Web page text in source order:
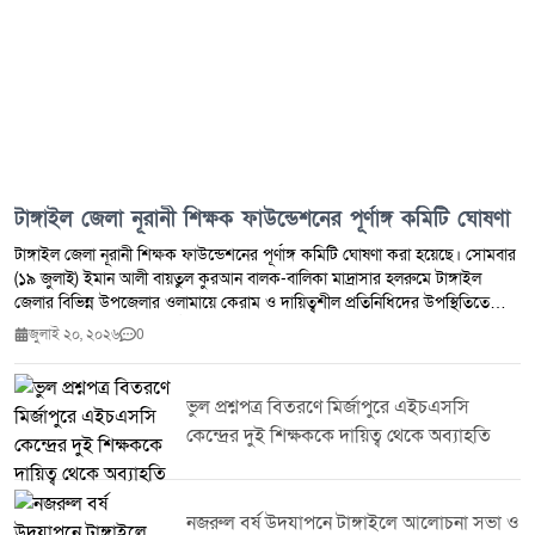
টাঙ্গাইল জেলা নূরানী শিক্ষক ফাউন্ডেশনের পূর্ণাঙ্গ কমিটি ঘোষণা
টাঙ্গাইল জেলা নূরানী শিক্ষক ফাউন্ডেশনের পূর্ণাঙ্গ কমিটি ঘোষণা করা হয়েছে। সোমবার
(১৯ জুলাই) ইমান আলী বায়তুল কুরআন বালক-বালিকা মাদ্রাসার হলরুমে টাঙ্গাইল
জেলার বিভিন্ন উপজেলার ওলামায়ে কেরাম ও দায়িত্বশীল প্রতিনিধিদের উপস্থিতিতে
ভোটের মাধ্যমে এ কমিটি গঠন করা হয়। ভোটগ্রহণ শেষে নবনির্বাচিতদের নাম ঘোষণা
করা হয়। এতে সভাপতি হিসেবে নির্বাচিত হন মুফতী শেখ মাহদী হাসান শিবলী।
সিনিয়র সভাপতি নির্বাচিত হন হাফেজ মাওলানা ফজলুল হক (টাঙ্গাইল সদর)। সহ-
সভাপতি হিসেবে নির্বাচিত হন নোমান আমোদ (গোপালপুর) ও হাফেজ মাওলানা শরিফুল
ইসলাম (সিরাজগঞ্জ)। সাধারণ সম্পাদক নির্বাচিত হন মাওলানা নুরুল ইসলাম। সহ-
সাধারণ সম্পাদক হিসেবে নির্বাচিত হন হাফেজ মাওলানা আল-আমিন (কালিহাতী), মুফতী
সাইফুল ইসলাম (নলিন) এবং হাফেজ মেহেদী হাসান মিরাজ (ভূঞাপুর)। সাংগঠনিক
সম্পাদক নির্বাচিত হন মুফতী রবিউল ইসলাম। সহ-সাংগঠনিক সম্পাদক হিসেবে দায়িত্ব
পান হাফেজ মাওলানা আবু রায়হান (ধনবাড়ী) ও মাওলানা হাবিবুর রহমান (মধুপুর)। অর্থ
জুলাই ২০, ২০২৬ 0
ভুল প্রশ্নপত্র বিতরণে মির্জাপুরে এইচএসসি
কেন্দ্রের দুই শিক্ষককে দায়িত্ব থেকে অব্যাহতি
নজরুল বর্ষ উদযাপনে টাঙ্গাইলে আলোচনা সভা ও